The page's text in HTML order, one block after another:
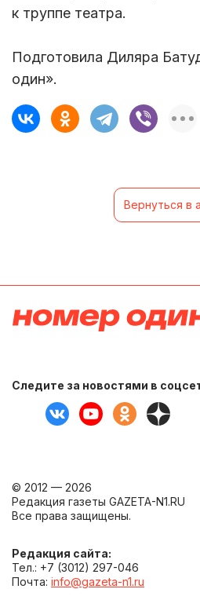
к труппе театра.
Подготовила Диляра
один».
Вернуться в
Следите за новостями в
© 2012 — 2026
Редакция газеты GAZETA-N1.RU
Все права защищены.
Редакция сайта:
Тел.: +7 (3012) 297-046
Почта: info@gazeta-n1.ru